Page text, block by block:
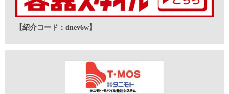
【紹介コード：dnev6w】